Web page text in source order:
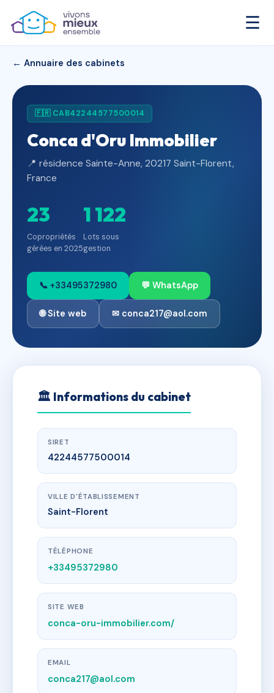
☰
← Annuaire des cabinets
🇫🇷 CAB42244577500014
Conca d'Oru Immobilier
📍 résidence Sainte-Anne, 20217 Saint-Florent,
France
23
Copropriétés
gérées en 2025
1 122
Lots sous
gestion
📞 +33495372980 💬 WhatsApp
🌐 Site web ✉ conca217@aol.com
🏛 Informations du cabinet
SIRET
42244577500014
VILLE D'ÉTABLISSEMENT
Saint-Florent
TÉLÉPHONE
+33495372980
SITE WEB
conca-oru-immobilier.com/
EMAIL
conca217@aol.com